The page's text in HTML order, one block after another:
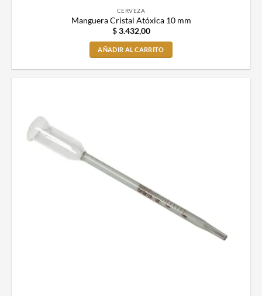
CERVEZA
Manguera Cristal Atóxica 10 mm
$3.432,00
AÑADIR AL CARRITO